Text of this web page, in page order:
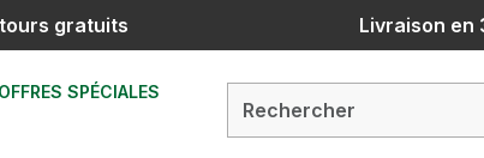
gratuits Livraison en
OFFRES SPÉCIALES